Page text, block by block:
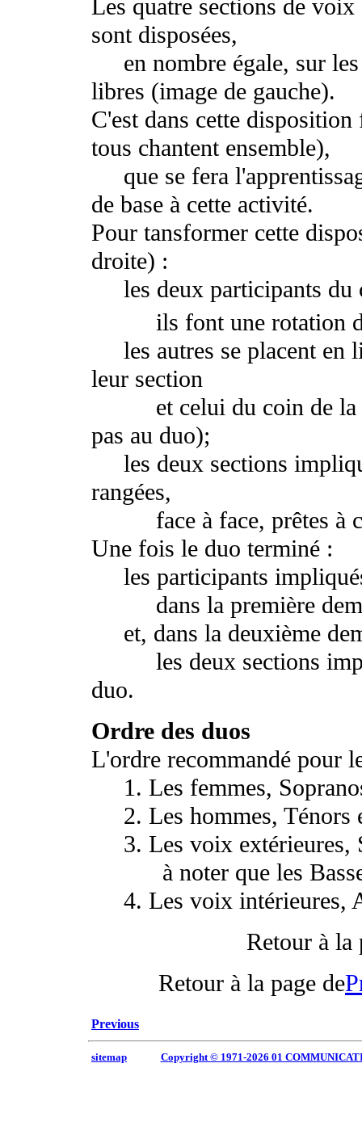
Les quatre sections de
sont disposées,
en nombre égale, sur les
libres (image de gauche).
C'est dans cette
tous chantent ensemble),
que se fera
de base à cette activité.
Pour tansformer cette
droite) :
les deux participants du
ils font une rotation
les autres se placent en
leur section
et celui du coin de la
pas au duo);
les deux sections
rangées,
face à face, prêtes à
Une fois le duo terminé :
les participants
dans la première
et, dans la deuxième
les deux sections
duo.
Ordre des duos
L'ordre recommandé pour
1. Les femmes,
2. Les hommes, Ténors
3. Les voix extérieures,
à noter que les
4. Les voix intérieures,
Retour à la
Retour à la page de
Previous
sitemap Copyright © 1971-2026 01